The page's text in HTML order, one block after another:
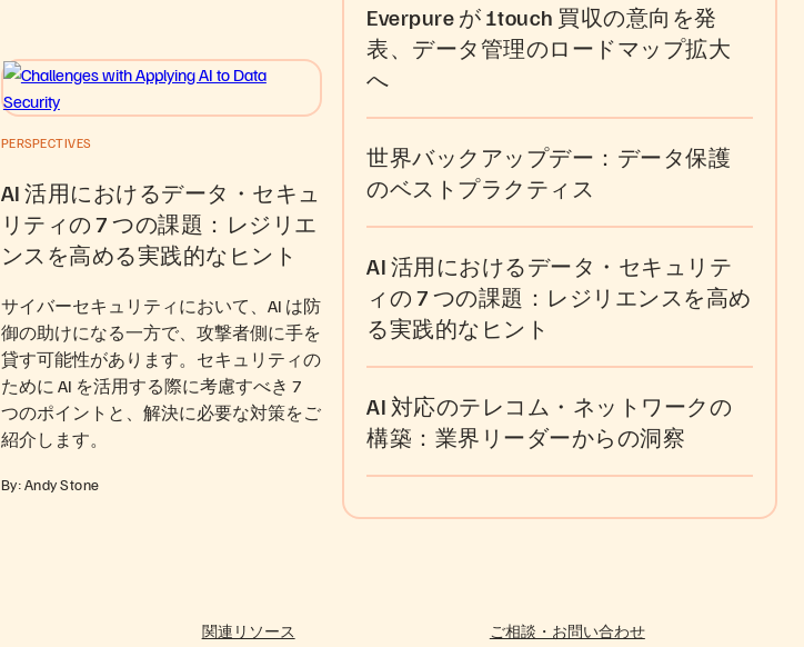
PERSPECTIVES
AI 活用におけるデータ・セキュ
リティの 7 つの課題：レジリエ
ンスを高める実践的なヒント
サイバーセキュリティにおいて、AI は防
御の助けになる一方で、攻撃者側に手を
貸す可能性があります。セキュリティの
ために AI を活用する際に考慮すべき 7
つのポイントと、解決に必要な対策をご
紹介します。
By: Andy Stone
Everpure が 1touch 買収の意向を発
表、データ管理のロードマップ拡大
へ
世界バックアップデー：データ保護
のベストプラクティス
AI 活用におけるデータ・セキュリテ
ィの 7 つの課題：レジリエンスを高め
る実践的なヒント
AI 対応のテレコム・ネットワークの
構築：業界リーダーからの洞察
関連リソース
ご相談・お問い合わせ